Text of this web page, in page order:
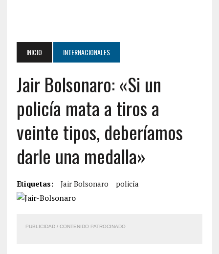
INICIO INTERNACIONALES
Jair Bolsonaro: «Si un
policía mata a tiros a
veinte tipos, deberíamos
darle una medalla»
Etiquetas: Jair Bolsonaro policía
PUBLICIDAD / CONTENIDO PATROCINADO